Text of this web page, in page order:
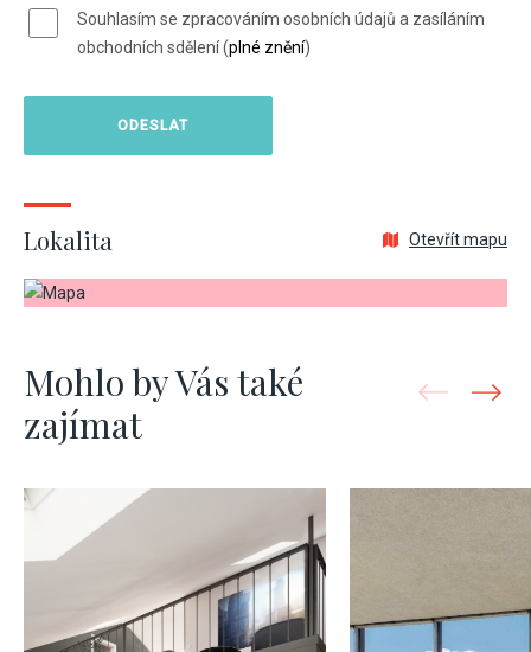
Souhlasím se zpracováním osobních údajů a zasíláním
obchodních sdělení (plné znění)
Lokalita Otevřít mapu
Mohlo by Vás také
zajímat